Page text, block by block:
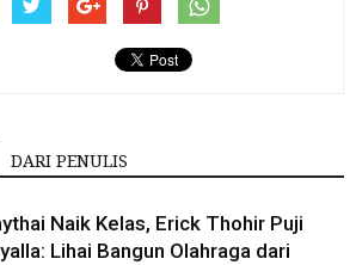
DARI PENULIS
Naik Kelas, Erick Thohir Puji
Lihai Bangun Olahraga dari